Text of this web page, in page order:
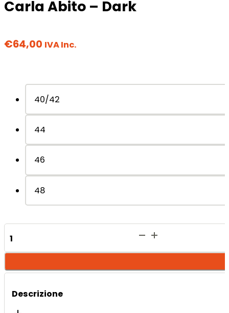
Carla Abito – Dark
€64,00 IVA Inc.
40/42
44
46
48
Carla
Dark
Descrizione